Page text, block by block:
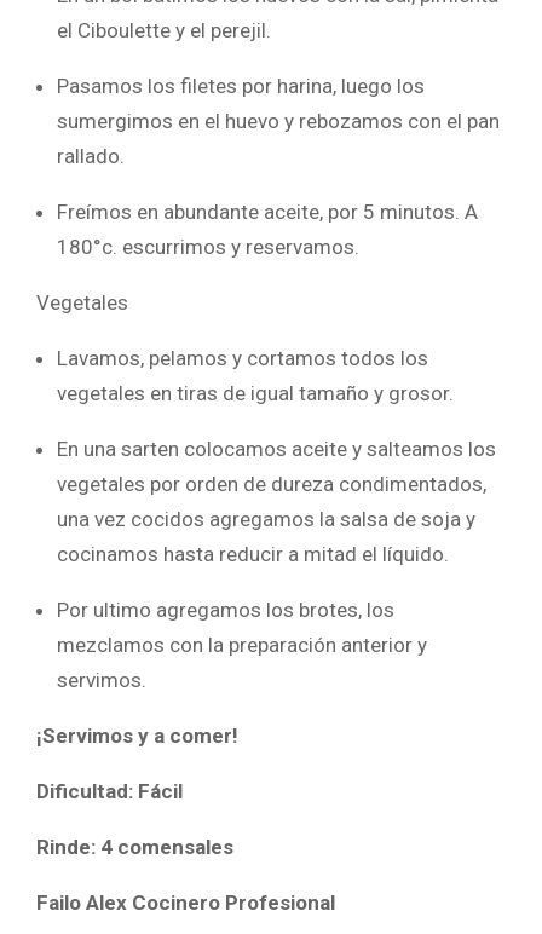
el Ciboulette y el perejil.
Pasamos los filetes por harina, luego los
sumergimos en el huevo y rebozamos con el pan
rallado.
Freímos en abundante aceite, por 5 minutos. A
180°c. escurrimos y reservamos.
Vegetales
Lavamos, pelamos y cortamos todos los
vegetales en tiras de igual tamaño y grosor.
En una sarten colocamos aceite y salteamos los
vegetales por orden de dureza condimentados,
una vez cocidos agregamos la salsa de soja y
cocinamos hasta reducir a mitad el líquido.
Por ultimo agregamos los brotes, los
mezclamos con la preparación anterior y
servimos.
¡Servimos y a comer!
Dificultad: Fácil
Rinde: 4 comensales
Failo Alex Cocinero Profesional